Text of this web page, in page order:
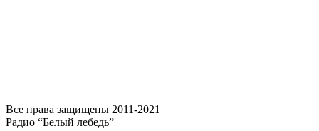
Все права защищены 2011-2021
Радио “Белый лебедь”